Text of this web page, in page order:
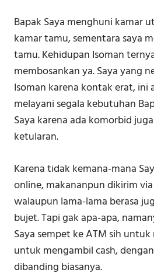
Bapak Saya menghuni kamar
kamar tamu, sementara saya
tamu. Kehidupan Isoman
membosankan ya. Saya yang
Isoman karena kontak erat, ini
melayani segala kebutuhan
Saya karena ada komorbid
ketularan.
Karena tidak kemana-mana
online, makananpun dikirim
walaupun lama-lama berasa
bujet. Tapi gak apa-apa,
Saya sempet ke ATM sih
untuk mengambil cash,
dibanding biasanya.